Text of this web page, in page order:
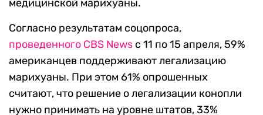
медицинской марихуаны.
Согласно результатам соцопроса,
проведенного CBS News с 11 по 15 апреля, 59%
американцев поддерживают легализацию
марихуаны. При этом 61% опрошенных
считают, что решение о легализации конопли
нужно принимать на уровне штатов, 33%